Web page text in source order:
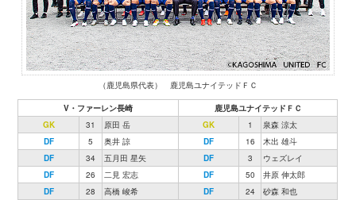
（鹿児島県代表） 鹿児島ユナイテッドＦＣ
V・ファーレン長崎
鹿児島ユナイテッドＦＣ
GK
31 原田 岳 GK 1
泉森 涼太
DF
5 奥井 諒 DF 16
木出 雄斗
DF
34 五月田 星矢 DF 3
ウェズレイ
DF
26 二見 宏志 DF 50
井原 伸太郎
DF
28 高橋 峻希 DF 24
砂森 和也